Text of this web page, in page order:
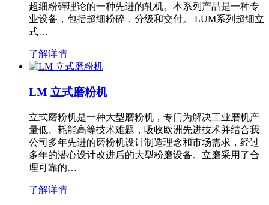
超细粉碎理论的一种先进的轧机。本系列产品是一种专
业设备，包括超细粉碎，分级和交付。 LUM系列超细立
式…
了解详情
LM 立式磨粉机
立式磨粉机是一种大型磨粉机，专门为解决工业磨机产
量低、耗能高等技术难题，吸收欧洲先进技术并结合我
公司多年先进的磨粉机设计制造理念和市场需求，经过
多年的潜心设计改进后的大型粉磨设备。立磨采用了合
理可靠的…
了解详情